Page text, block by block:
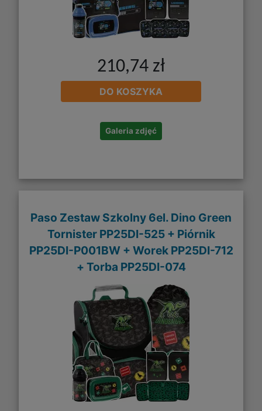
210,74 zł
DO KOSZYKA
Galeria zdjęć
Paso Zestaw Szkolny 6el. Dino Green
Tornister PP25DI-525 + Piórnik
PP25DI-P001BW + Worek PP25DI-712
+ Torba PP25DI-074